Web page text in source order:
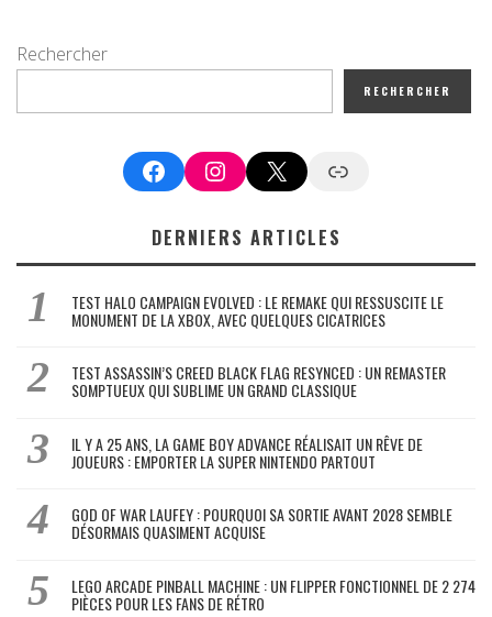
Rechercher
RECHERCHER
FacebookInstagram
X Google News
DERNIERS ARTICLES
TEST HALO CAMPAIGN EVOLVED : LE REMAKE QUI RESSUSCITE LE
MONUMENT DE LA XBOX, AVEC QUELQUES CICATRICES
TEST ASSASSIN’S CREED BLACK FLAG RESYNCED : UN REMASTER
SOMPTUEUX QUI SUBLIME UN GRAND CLASSIQUE
IL Y A 25 ANS, LA GAME BOY ADVANCE RÉALISAIT UN RÊVE DE
JOUEURS : EMPORTER LA SUPER NINTENDO PARTOUT
GOD OF WAR LAUFEY : POURQUOI SA SORTIE AVANT 2028 SEMBLE
DÉSORMAIS QUASIMENT ACQUISE
LEGO ARCADE PINBALL MACHINE : UN FLIPPER FONCTIONNEL DE 2 274
PIÈCES POUR LES FANS DE RÉTRO